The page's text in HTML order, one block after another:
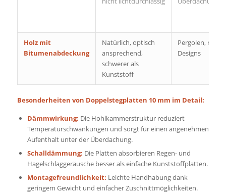
Holz mit
Bitumenabdeckung
Natürlich, optisch
ansprechend,
schwerer als
Kunststoff
Pergolen,
Designs
Besonderheiten von Doppelstegplatten 10 mm im Detail:
Dämmwirkung: Die Hohlkammerstruktur reduziert
Temperaturschwankungen und sorgt für einen angenehmen
Aufenthalt unter der Überdachung.
Schalldämmung: Die Platten absorbieren Regen- und
Hagelschlaggeräusche besser als einfache Kunststoffplatten.
Montagefreundlichkeit: Leichte Handhabung dank
geringem Gewicht und einfacher Zuschnittmöglichkeiten.